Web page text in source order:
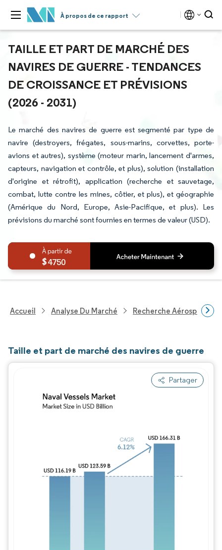
À propos de ce rapport
TAILLE ET PART DE MARCHÉ DES
NAVIRES DE GUERRE - TENDANCES
DE CROISSANCE ET PRÉVISIONS
(2026 - 2031)
Le marché des navires de guerre est segmenté par type de
navire (destroyers, frégates, sous-marins, corvettes, porte-
avions et autres), système (moteur marin, lancement d'armes,
capteurs, navigation et contrôle, et plus), solution (installation
d'origine et rétrofit), application (recherche et sauvetage,
combat, lutte contre les mines, côtier, et plus), et géographie
(Amérique du Nord, Europe, Asie-Pacifique, et plus). Les
prévisions du marché sont fournies en termes de valeur (USD).
4750
Accueil Analyse Du Marché Recherche Aérospatiale
Taille et part de marché des navires de guerre
Partager